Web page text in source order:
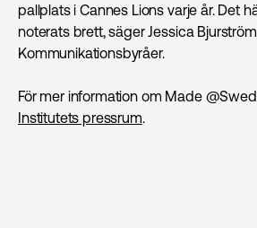
pallplats i Cannes Lions varje år. Det
noterats brett, säger Jessica
Kommunikationsbyråer.
För mer information om Made
Institutets pressrum.